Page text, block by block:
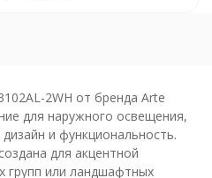
2WH от бренда Arte
для наружного освещения,
и функциональность.
для акцентной
групп или ландшафтных